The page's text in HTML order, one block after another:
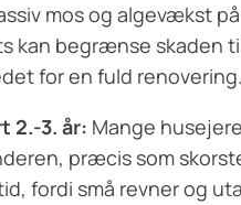
mos og algevækst
kan begrænse skaden
for en fuld renovering.
2.-3. år: Mange
præcis som
fordi små revner og